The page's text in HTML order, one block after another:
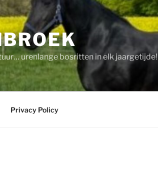
urenlange bosritten in elk jaargetijde!
Privacy Policy